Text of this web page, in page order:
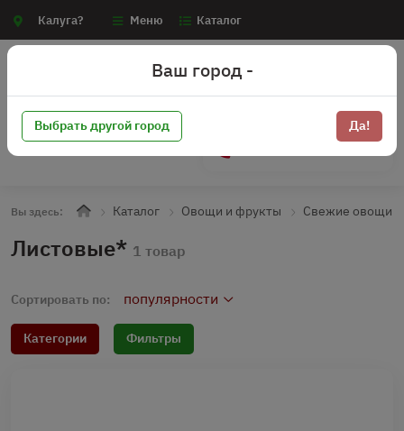
Калуга? Меню Каталог
Вы здесь: Каталог Овощи и фрукты Свежие овощи
Листовые* 1 товар
Сортировать по: популярности
Категории Фильтры
Ваш город -
Выбрать другой город Да!